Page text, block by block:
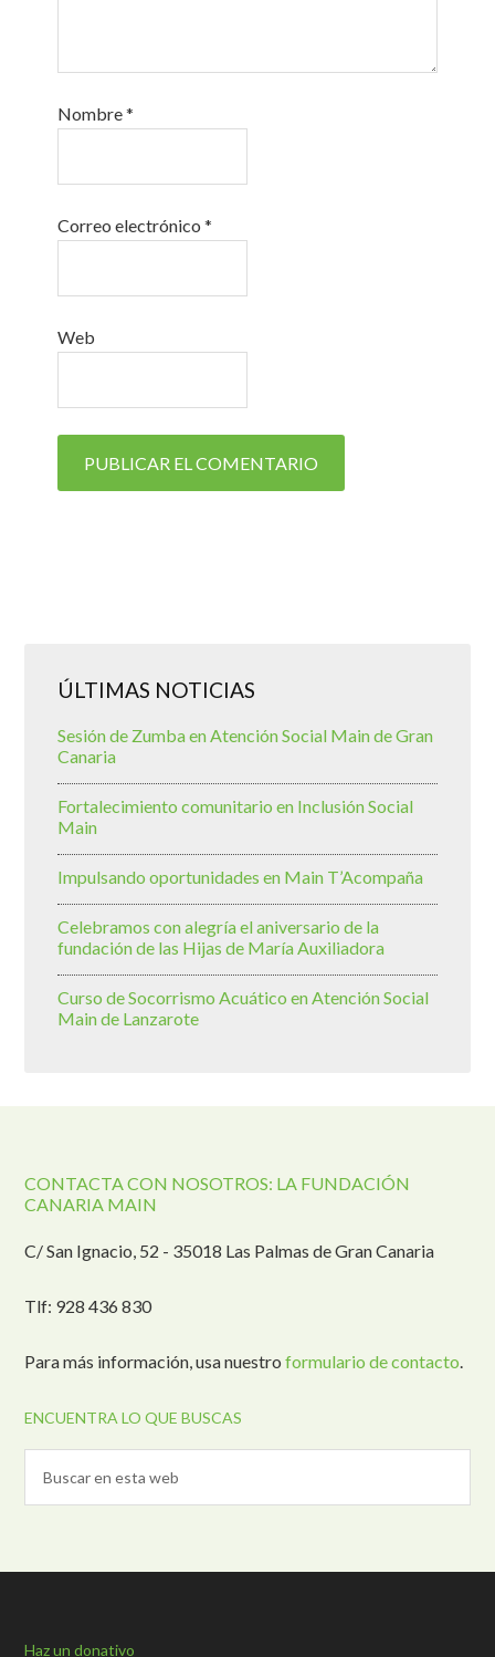
Nombre*
Correo electrónico*
Web
ÚLTIMAS NOTICIAS
Sesión de Zumba en Atención Social Main de Gran
Canaria
Fortalecimiento comunitario en Inclusión Social
Main
Impulsando oportunidades en Main T’Acompaña
Celebramos con alegría el aniversario de la
fundación de las Hijas de María Auxiliadora
Curso de Socorrismo Acuático en Atención Social
Main de Lanzarote
CONTACTA CON NOSOTROS: LA FUNDACIÓN
CANARIA MAIN
C/ San Ignacio, 52 - 35018 Las Palmas de Gran Canaria
Tlf: 928 436 830
Para más información, usa nuestroformulario de contacto.
ENCUENTRA LO QUE BUSCAS
Haz un donativo